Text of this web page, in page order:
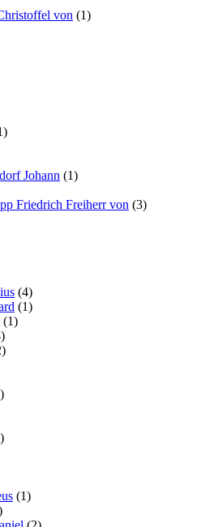
von (1)
Johann (1)
Friedrich Freiherr von (3)
(4)
(1)
(1)
(1)